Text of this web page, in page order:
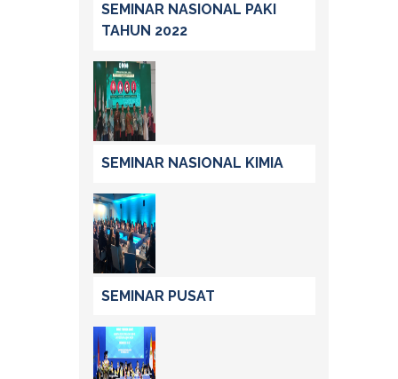
SEMINAR NASIONAL PAKI
TAHUN 2022
SEMINAR NASIONAL KIMIA
SEMINAR PUSAT